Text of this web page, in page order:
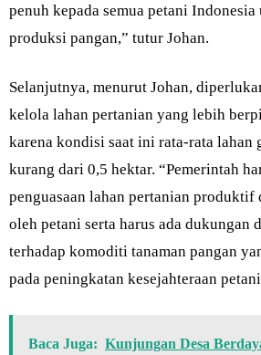
penuh kepada semua petani
produksi pangan,” tutur Johan.
Selanjutnya, menurut Johan,
kelola lahan pertanian yang lebih
karena kondisi saat ini rata-rata lahan
kurang dari 0,5 hektar. “Pemerintah
penguasaan lahan pertanian
oleh petani serta harus ada dukungan
terhadap komoditi tanaman pangan
pada peningkatan kesejahteraan
Baca Juga: Kunjungan Desa